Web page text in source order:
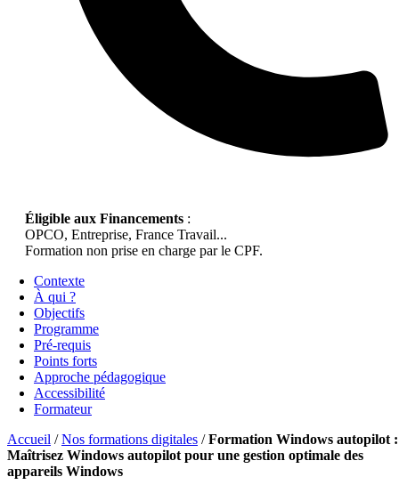
Éligible aux Financements :
OPCO, Entreprise, France Travail...
Formation non prise en charge par le CPF.
Contexte
À qui ?
Objectifs
Programme
Pré-requis
Points forts
Approche pédagogique
Accessibilité
Formateur
Accueil /Nos formations digitales /Formation Windows autopilot :
Maîtrisez Windows autopilot pour une gestion optimale des
appareils Windows